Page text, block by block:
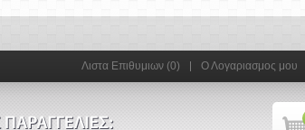
Λιστα Επιθυμιων (0) Ο Λογαριασμος μου